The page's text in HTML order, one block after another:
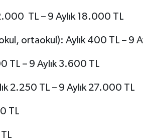
TL – 9 Aylık 18.000 TL
ortaokul): Aylık 400 TL – 9
TL – 9 Aylık 3.600 TL
2.250 TL – 9 Aylık 27.000 TL
TL